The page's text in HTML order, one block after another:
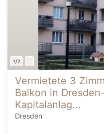
1/2
Vermietete 3
Balkon in
Kapitalanlag...
Dresden